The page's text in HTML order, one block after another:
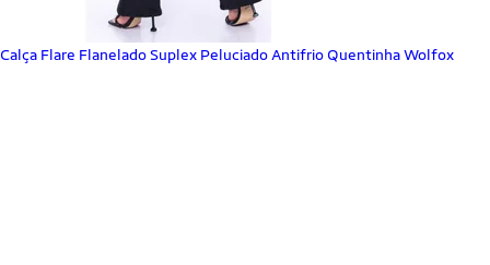
Calça Flare Flanelado Suplex Peluciado Antifrio Quentinha Wolfox